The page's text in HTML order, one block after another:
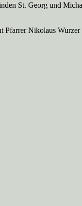
St. Georg und
Pfarrer Nikolaus